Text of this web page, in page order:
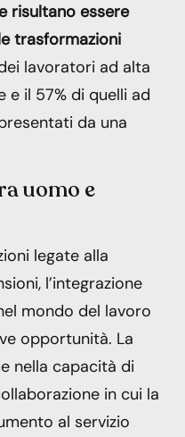
risultano essere
trasformazioni
lavoratori ad alta
e il 57% di quelli ad
da una
uomo e
legate alla
l’integrazione
mondo del lavoro
opportunità. La
nella capacità di
in cui la
al servizio